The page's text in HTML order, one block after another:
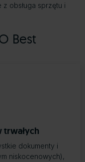
obsługa sprzętu i
Best
trwałych
dokumenty i
niskocenowych),